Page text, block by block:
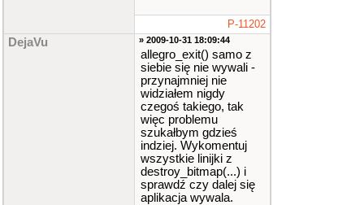
P-11202
DejaVu » 2009-10-31 18:09:44
allegro_exit() samo z
siebie się nie wywali -
przynajmniej nie
widziałem nigdy
czegoś takiego, tak
więc problemu
szukałbym gdzieś
indziej. Wykomentuj
wszystkie linijki z
destroy_bitmap(...) i
sprawdź czy dalej się
aplikacja wywala.